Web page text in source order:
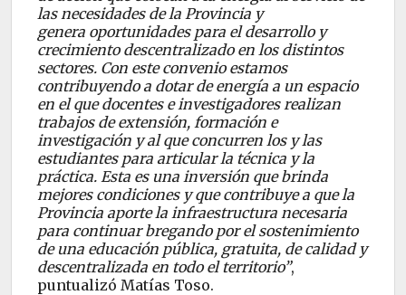
las necesidades de la Provincia y
genera oportunidades para el desarrollo y
crecimiento descentralizado en los distintos
sectores. Con este convenio estamos
contribuyendo a dotar de energía a un espacio
en el que docentes e investigadores realizan
trabajos de extensión, formación e
investigación y al que concurren los y las
estudiantes para articular la técnica y la
práctica. Esta es una inversión que brinda
mejores condiciones y que contribuye a que la
Provincia aporte la infraestructura necesaria
para continuar bregando por el sostenimiento
de una educación pública, gratuita, de calidad y
descentralizada en todo el territorio”,
puntualizó Matías Toso.